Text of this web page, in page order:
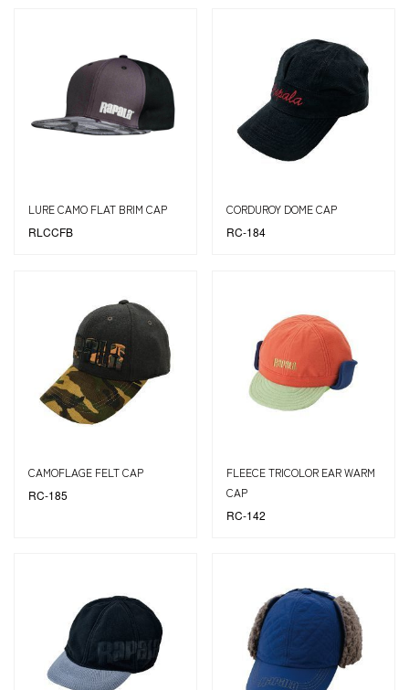
LURE CAMO FLAT BRIM CAP
RLCCFB
CORDUROY DOME CAP
RC-184
CAMOFLAGE FELT CAP
RC-185
FLEECE TRICOLOR EAR WARM
CAP
RC-142